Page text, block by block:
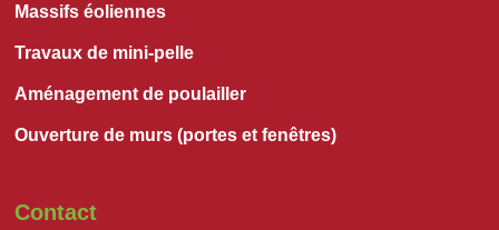
Massifs éoliennes
Travaux de mini-pelle
Aménagement de poulailler
Ouverture de murs (portes et fenêtres)
Contact